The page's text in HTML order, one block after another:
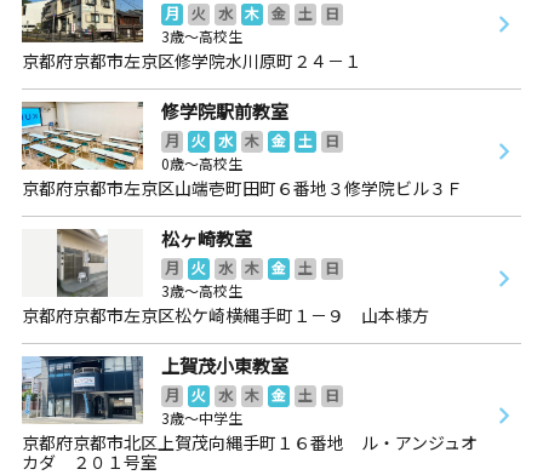
月 火 水 木 金 土
日
3歳～高校生
京都府京都市左京区修学院水川原町２４－１
修学院駅前教室
月 火 水 木 金 土
日
0歳～高校生
京都府京都市左京区山端壱町田町６番地３修学院ビル３Ｆ
松ヶ崎教室
月 火 水 木 金 土
日
3歳～高校生
京都府京都市左京区松ケ崎横縄手町１－９ 山本様方
上賀茂小東教室
月 火 水 木 金 土
日
3歳～中学生
京都府京都市北区上賀茂向縄手町１６番地 ル・アンジュオ
カダ ２０１号室